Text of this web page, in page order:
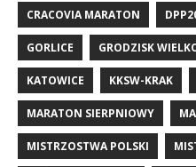
CRACOVIA MARATON
GORLICE GRODZISK
KATOWICE KKSW-KRAK
MARATON SIERPNIOWY
MISTRZOSTWA POLSKI